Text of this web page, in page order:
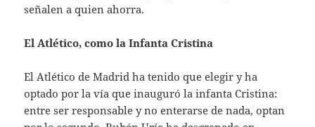
señalen a quien ahorra.
El Atlético, como la Infanta Cristina
El Atlético de Madrid ha tenido que elegir y ha
optado por la vía que inauguró la infanta Cristina:
entre ser responsable y no enterarse de nada, optan